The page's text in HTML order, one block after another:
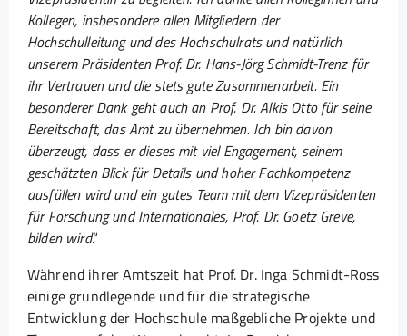
Kollegen, insbesondere allen Mitgliedern der
Hochschulleitung und des Hochschulrats und natürlich
unserem Präsidenten Prof. Dr. Hans-Jörg Schmidt-Trenz für
ihr Vertrauen und die stets gute Zusammenarbeit. Ein
besonderer Dank geht auch an Prof. Dr. Alkis Otto für seine
Bereitschaft, das Amt zu übernehmen. Ich bin davon
überzeugt, dass er dieses mit viel Engagement, seinem
geschätzten Blick für Details und hoher Fachkompetenz
ausfüllen wird und ein gutes Team mit dem Vizepräsidenten
für Forschung und Internationales, Prof. Dr. Goetz Greve,
bilden wird.“
Während ihrer Amtszeit hat Prof. Dr. Inga Schmidt-Ross
einige grundlegende und für die strategische
Entwicklung der Hochschule maßgebliche Projekte und